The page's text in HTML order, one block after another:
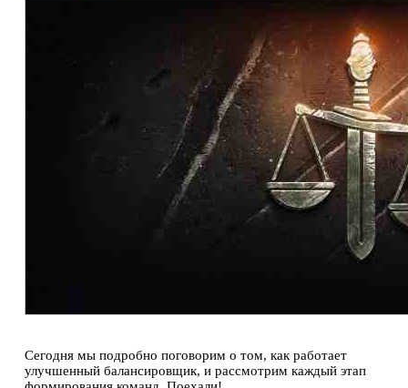
Сегодня мы подробно поговорим о том, как работает
улучшенный балансировщик, и рассмотрим каждый этап